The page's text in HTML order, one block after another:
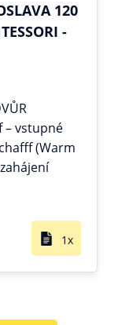
120
-
– vstupné
(Warm
1x